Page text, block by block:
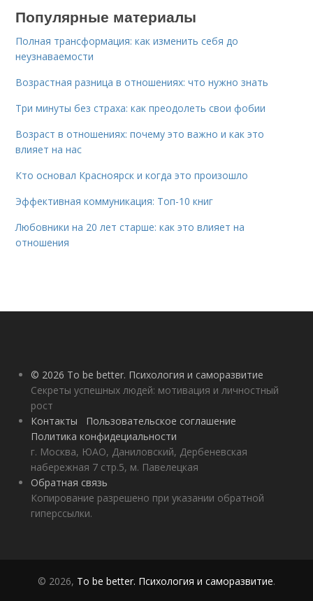
Популярные материалы
Полная трансформация: как изменить себя до
неузнаваемости
Возрастная разница в отношениях: что нужно знать
Три минуты без страха: как преодолеть свои фобии
Возраст в отношениях: почему это важно и как это
влияет на нас
Кто основал Красноярск и когда это произошло
Эффективная коммуникация: Топ-10 книг
Любовники на 20 лет старше: как это влияет на
отношения
© 2026 To be better. Психология и саморазвитие
Секреты успешных людей: мотивация и личностный
рост
Контакты
Пользовательское соглашение
Политика конфидециальности
г. Москва, ЮАО, Даниловский, Дербеневская
набережная 7 стр.5, м. Павелецкая
Обратная связь
Копирование разрешено при указании обратной
гиперссылки.
© 2026, To be better. Психология и саморазвитие.